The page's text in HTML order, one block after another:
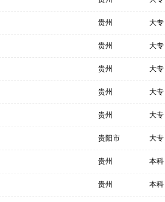
贵州 大专
贵州 大专
贵州 大专
贵州 大专
贵州 大专
贵阳市 大专
贵州 本科
贵州 本科